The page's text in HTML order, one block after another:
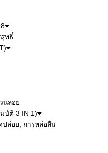
ทธิ์
นลอย
บัติ 3 IN 1)
ปล่อย, การหล่อลื่น